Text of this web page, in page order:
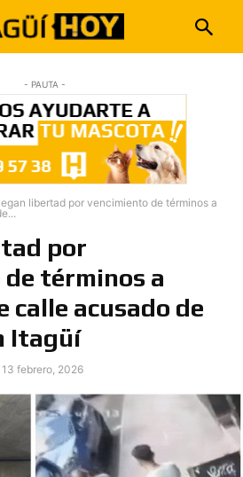
- PAUTA -
libertad por vencimiento de términos a
por
términos a
calle acusado de
Itagüí
13 febrero, 2026